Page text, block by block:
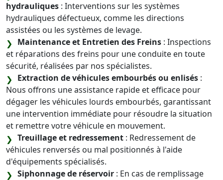
hydrauliques : Interventions sur les systèmes
hydrauliques défectueux, comme les directions
assistées ou les systèmes de levage.
Maintenance et Entretien des Freins : Inspections
et réparations des freins pour une conduite en toute
sécurité, réalisées par nos spécialistes.
Extraction de véhicules embourbés ou enlisés :
Nous offrons une assistance rapide et efficace pour
dégager les véhicules lourds embourbés, garantissant
une intervention immédiate pour résoudre la situation
et remettre votre véhicule en mouvement.
Treuillage et redressement : Redressement de
véhicules renversés ou mal positionnés à l'aide
d'équipements spécialisés.
Siphonnage de réservoir : En cas de remplissage